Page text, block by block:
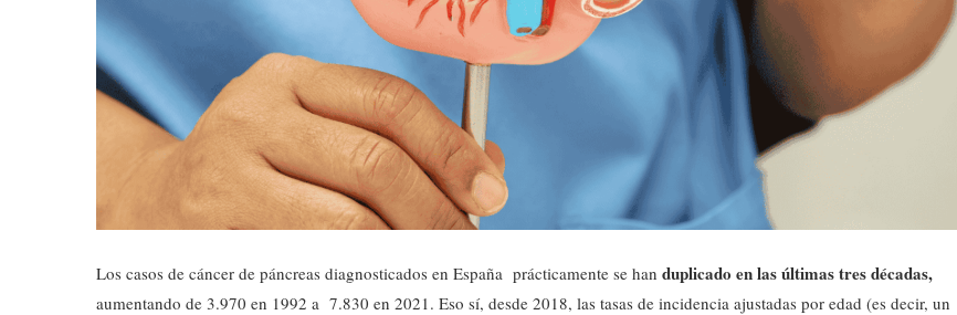
Los casos de cáncer de páncreas diagnosticados en España prácticamente se han duplicado en las últimas tres décadas,
aumentando de 3.970 en 1992 a 7.830 en 2021. Eso sí, desde 2018, las tasas de incidencia ajustadas por edad (es decir, un